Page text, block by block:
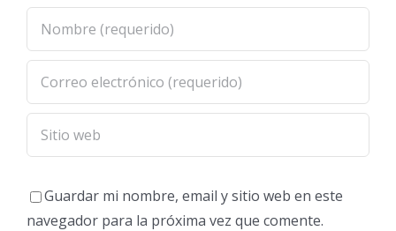
Guardar mi nombre, email y sitio web en este
navegador para la próxima vez que comente.